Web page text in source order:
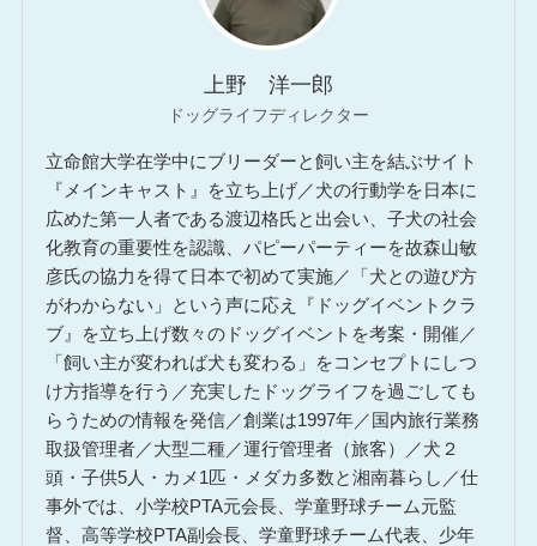
上野 洋一郎
ドッグライフディレクター
立命館大学在学中にブリーダーと飼い主を結ぶサイト
『メインキャスト』を立ち上げ／犬の行動学を日本に
広めた第一人者である渡辺格氏と出会い、子犬の社会
化教育の重要性を認識、パピーパーティーを故森山敏
彦氏の協力を得て日本で初めて実施／「犬との遊び方
がわからない」という声に応え『ドッグイベントクラ
ブ』を立ち上げ数々のドッグイベントを考案・開催／
「飼い主が変われば犬も変わる」をコンセプトにしつ
け方指導を行う／充実したドッグライフを過ごしても
らうための情報を発信／創業は1997年／国内旅行業務
取扱管理者／大型二種／運行管理者（旅客）／犬２
頭・子供5人・カメ1匹・メダカ多数と湘南暮らし／仕
事外では、小学校PTA元会長、学童野球チーム元監
督、高等学校PTA副会長、学童野球チーム代表、少年